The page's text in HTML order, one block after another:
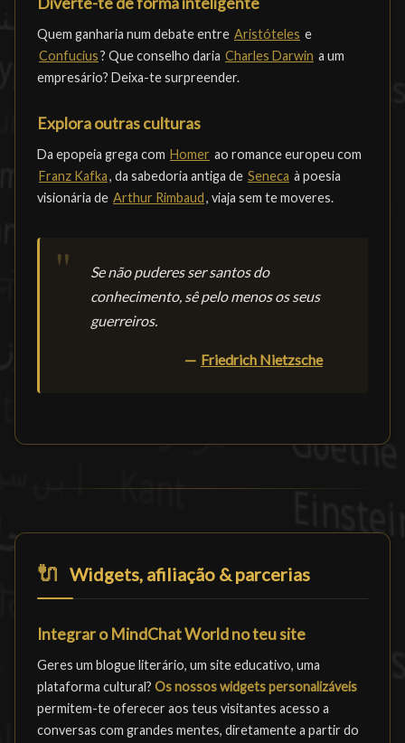
Quem ganharia num debate entre Aristóteles e
Confucius? Que conselho daria Charles Darwin a um
empresário? Deixa-te surpreender.
Explora outras culturas
Da epopeia grega com Homer ao romance europeu com
Franz Kafka, da sabedoria antiga de Seneca à poesia
visionária de Arthur Rimbaud, viaja sem te moveres.
Se não puderes ser santos do
conhecimento, sê pelo menos os seus
guerreiros.
— Friedrich Nietzsche
🔌 Widgets, afiliação & parcerias
Integrar o MindChat World no teu site
Geres um blogue literário, um site educativo, uma
plataforma cultural? Os nossos widgets personalizáveis
permitem-te oferecer aos teus visitantes acesso a
conversas com grandes mentes, diretamente a partir do